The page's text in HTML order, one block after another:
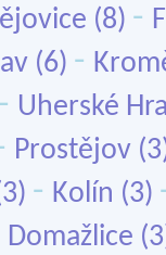
(8) -
(6) -
- Uherské
Prostějov
- Kolín (3)
Domažlice